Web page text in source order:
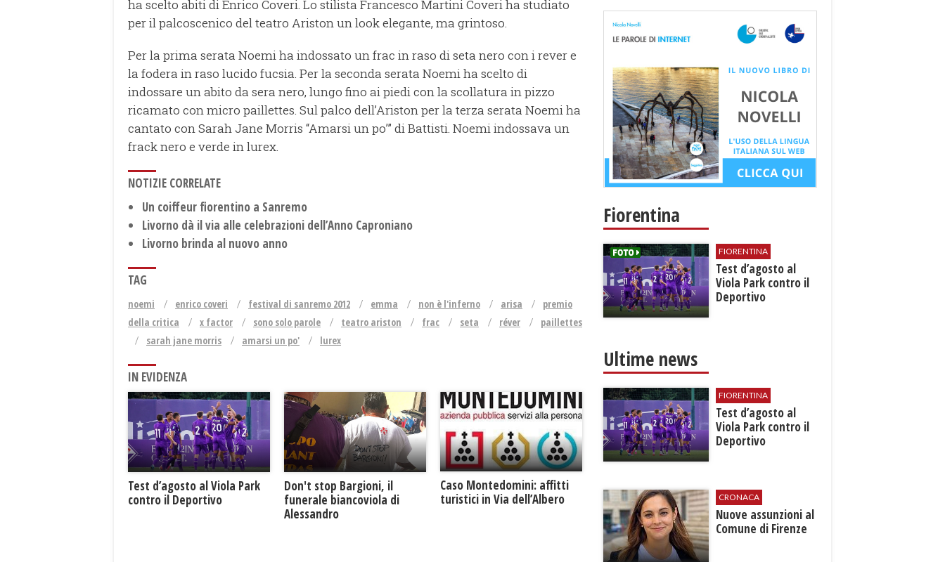
ha scelto abiti di Enrico Coveri. Lo stilista Francesco Martini Coveri ha studiato
per il palcoscenico del teatro Ariston un look elegante, ma grintoso.
Per la prima serata Noemi ha indossato un frac in raso di seta nero con i rever e
la fodera in raso lucido fucsia. Per la seconda serata Noemi ha scelto di
indossare un abito da sera nero, lungo fino ai piedi con la scollatura in pizzo
ricamato con micro paillettes. Sul palco dell’Ariston per la terza serata Noemi ha
cantato con Sarah Jane Morris “Amarsi un po’” di Battisti. Noemi indossava un
frack nero e verde in lurex.
NOTIZIE CORRELATE
Un coiffeur fiorentino a Sanremo
Livorno dà il via alle celebrazioni dell’Anno Caproniano
Livorno brinda al nuovo anno
TAG
noemi enrico coveri festival di sanremo 2012 emma non è l'inferno arisa
premio
della critica
x factor sono solo parole teatro ariston frac seta réver
paillettes
sarah jane morris
amarsi un po' lurex
IN EVIDENZA
Test d’agosto al Viola Park
contro il Deportivo
Don't stop Bargioni, il
funerale biancoviola di
Alessandro
Caso Montedomini: affitti
turistici in Via dell’Albero
Fiorentina
FIORENTINA
Test d’agosto al
Viola Park contro il
Deportivo
Ultime news
FIORENTINA
Test d’agosto al
Viola Park contro il
Deportivo
CRONACA
Nuove assunzioni al
Comune di Firenze